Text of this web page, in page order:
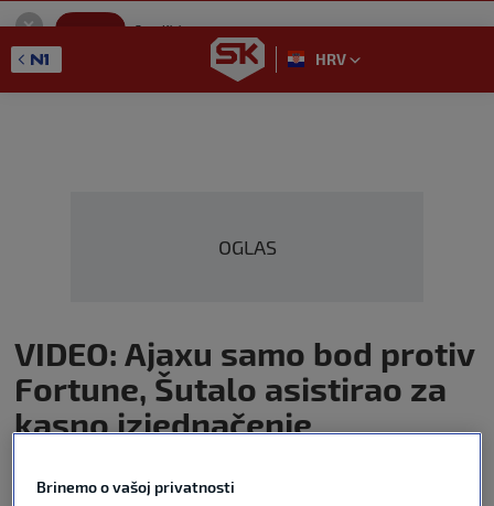
SportKlub
GET - On the Google Play
HRV
OGLAS
VIDEO: Ajaxu samo bod protiv
Fortune, Šutalo asistirao za
kasno izjednačenje
Brinemo o vašoj privatnosti